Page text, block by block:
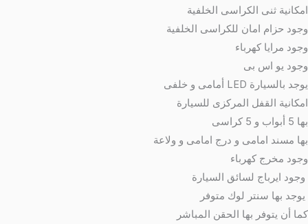
امكانية ثنى الكراسى الخلفية
وجود حزام امان للكراسى الخلفية
وجود مرايا كهرباء
وجود يو اس بى
يوجد بالسيارة LED أمامى و خلفى
امكانية القفل المركزى للسيارة
بها 5 أبواب و 5 كراسى
بها مسند امامى و درج امامى و ولاعة
وجود مخرج كهرباء
وجود ايرباج لسائق السيارة
يوجد بها سنتر لوك متوفر
كما أن يتوفر بها الحقن المباشر